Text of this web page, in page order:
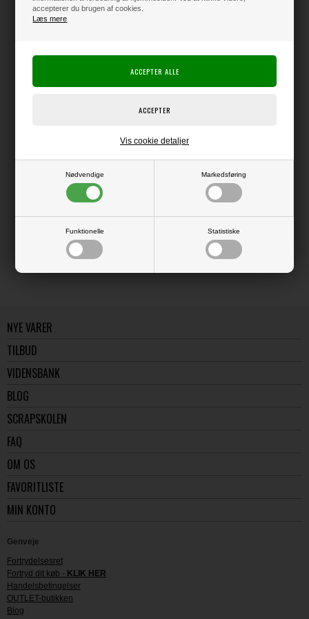
accepterer du brugen af cookies.
Læs mere
Nødvendige Markedsføring
Funktionelle Statistiske
Vis cookie detaljer
Linen Cardstock
Giver flotte, skarpe kanter ved udskæring, og er derfor supergod at bruge
Pakke med 10 ark i str. 12x12" (ca. 30,5 x 30,5 cm).
LÆS OG BLIV INSPIRERET
Læs flere artikler...
NYE VARER
TILBUD
VIDENSBANK
BLOG
SCRAPSKOLEN
FAQ
OM OS
FAVORITLISTE
MIN KONTO
Genveje
Fortrydelsesret
Fortryd dit køb - KLIK HER
Handelsbetingelser
OUTLET-butikken
Blog